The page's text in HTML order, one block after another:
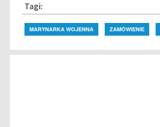
Tagi:
MARYNARKA WOJENNA ZAMÓWIENIE